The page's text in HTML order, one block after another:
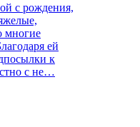
с рождения,
многие
ей
к
с не…